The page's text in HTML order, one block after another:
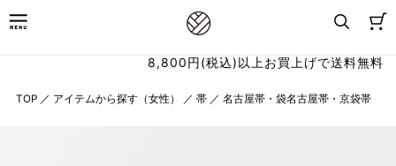
8,800円(税込)以上お買上げで送料無料
TOP ／ アイテムから探す（女性） ／ 帯 ／ 名古屋帯・袋名古屋帯・京袋帯